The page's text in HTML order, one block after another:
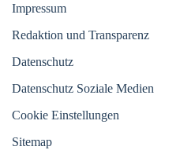
Impressum
Redaktion und Transparenz
Datenschutz
Datenschutz Soziale Medien
Cookie Einstellungen
Sitemap